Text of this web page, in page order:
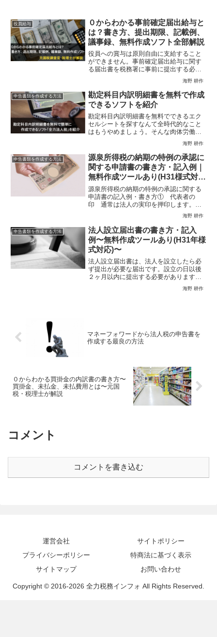
役員給与
０からわかる事前確定届出給与と
は？書き方、提出期限、記載例、
議事録、無料作成ソフト全部解説
役員への賞与は原則自由に支給すること
ができません。事前確定届出給与に関す
る届出書を税務署に事前に提出する必要
があります。その届出書の書き方を記載
例を交えて解説。提出期限は最重要チェ
ック事項です。賞与を支給する際には議
事録を作成する必要があります。議事録
のサンプル付き。正確に簡単に作成でき
る無料ソフトも紹介。
海野 耕作
申告書類を作成する方法
勘定科目内訳明細書を無料で作成
できるソフトを紹介
勘定科目内訳明細書を無料でできるエク
セルシートを探すなんて全時代的なこと
はもうやめましょう。そんな肉体労働的
時代はすぎています。無料でもっと効率
的にスマートにクラウド税務ソフトで作
成しましょう。登録ユーザー数16000社超
の元国税調査官・税理士監修。高評価レ
ビュー550件越え。
海野 耕作
申告書類を作成する方法
源泉所得税の納期の特例の承認に
関する申請書の書き方・記入例｜
無料作成ツールあり(H31様式対
応)
源泉所得税の納期の特例の承認に関する
申請書の記入例・書き方① 代表者の
印 通常は法人の実印を押印します。た
だし、特に指定はないのでそうでないか
らといってお咎めがあるわけではありま
せん。② 給与支払事務所等の所在地申
請者の住所又は本店の所在地...
海野 耕作
申告書類を作成する方法
法人設立届出書の書き方・記入
例〜無料作成ツールあり(H31年様
式対応)〜
法人設立届出書は、法人を設立したら必
ず提出が必要な届出です。設立の日以後
２ヶ月以内に提出する必要があります。
２ヶ月以内に提出しないことにより、罰
則はありませんが、忘れていたら速やか
海野 耕作
マネーフォワードから法人税の申告書を
作成する最良の方法
０からわかる買掛金の内訳書の書き方〜
買掛金、未払金、未払費用とは〜元国
税・税理士が解説
コメント
コメントを書き込む
運営会社
サイトポリシー
プライバシーポリシー
特商法に基づく表示
サイトマップ
お問い合わせ
Copyright © 2016-2026 全力税務インフォ All Rights Reserved.